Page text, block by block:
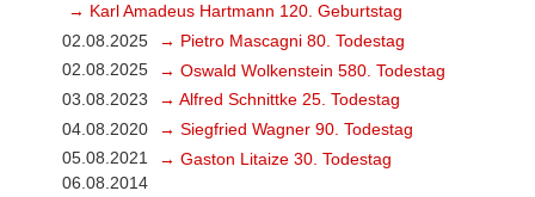
→ Karl Amadeus Hartmann 120. Geburtstag
02.08.2025
→ Pietro Mascagni 80. Todestag
02.08.2025
→ Oswald Wolkenstein 580. Todestag
03.08.2023
→ Alfred Schnittke 25. Todestag
04.08.2020
→ Siegfried Wagner 90. Todestag
05.08.2021
→ Gaston Litaize 30. Todestag
06.08.2014